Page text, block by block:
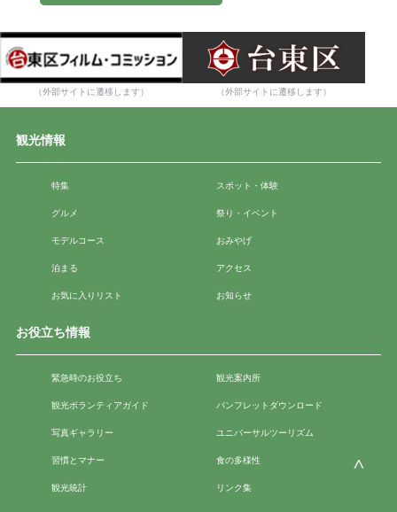
（外部サイトに遷移します） （外部サイトに遷移します）
観光情報
特集 スポット・体験
グルメ 祭り・イベント
モデルコース おみやげ
泊まる アクセス
お気に入りリスト お知らせ
お役立ち情報
緊急時のお役立ち 観光案内所
観光ボランティアガイド パンフレットダウンロード
写真ギャラリー ユニバーサルツーリズム
習慣とマナー 食の多様性
観光統計 リンク集